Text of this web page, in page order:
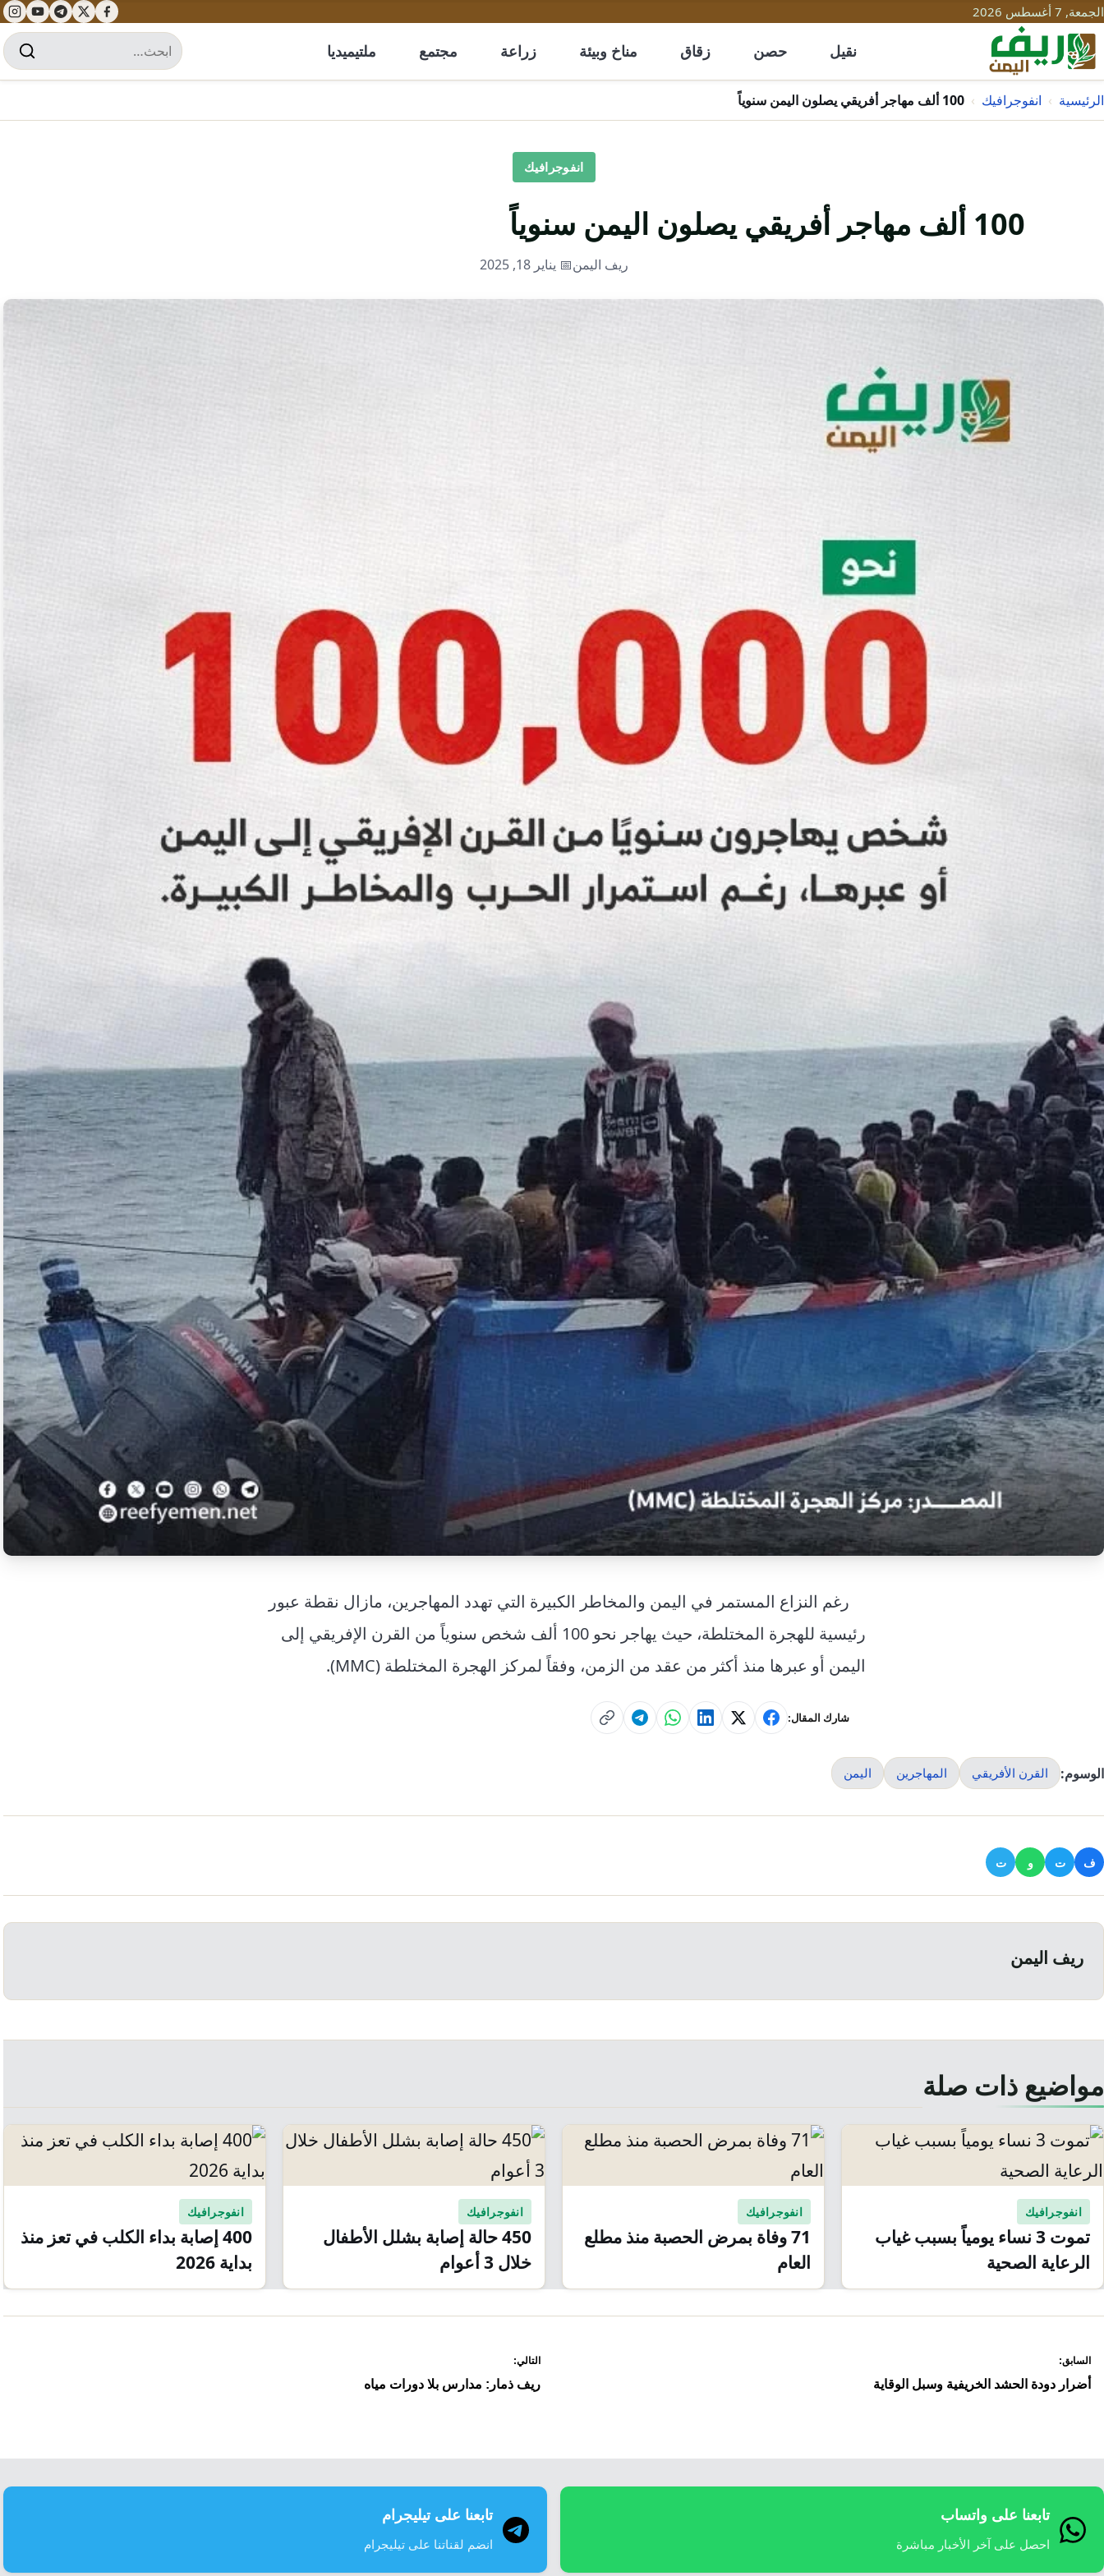
الجمعة, 7 أغسطس 2026
نقيل حصن زقاق مناخ وبيئة زراعة مجتمع ملتيميديا
الرئيسية › انفوجرافيك › 100 ألف مهاجر أفريقي يصلون اليمن سنوياً
انفوجرافيك
100 ألف مهاجر أفريقي يصلون اليمن سنوياً
ريف اليمن📅 يناير 18, 2025
رغم النزاع المستمر في اليمن والمخاطر الكبيرة التي تهدد المهاجرين، مازال نقطة عبور
رئيسية للهجرة المختلطة، حيث يهاجر نحو 100 ألف شخص سنوياً من القرن الإفريقي إلى
اليمن أو عبرها منذ أكثر من عقد من الزمن، وفقاً لمركز الهجرة المختلطة (MMC).
شارك المقال:
الوسوم: القرن الأفريقي المهاجرين اليمن
ف ت و ت
ريف اليمن
مواضيع ذات صلة
انفوجرافيك
تموت 3 نساء يومياً بسبب غياب
الرعاية الصحية
انفوجرافيك
71 وفاة بمرض الحصبة منذ مطلع
العام
انفوجرافيك
450 حالة إصابة بشلل الأطفال
خلال 3 أعوام
انفوجرافيك
400 إصابة بداء الكلب في تعز منذ
بداية 2026
المقالات
السابق:
أضرار دودة الحشد الخريفية وسبل الوقاية
التالي:
ريف ذمار: مدارس بلا دورات مياه
تابعنا على واتساب
احصل على آخر الأخبار مباشرة
تابعنا على تيليجرام
انضم لقناتنا على تيليجرام